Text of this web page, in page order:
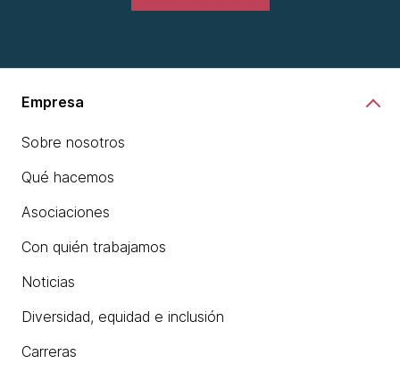
Empresa
Sobre nosotros
Qué hacemos
Asociaciones
Con quién trabajamos
Noticias
Diversidad, equidad e inclusión
Carreras